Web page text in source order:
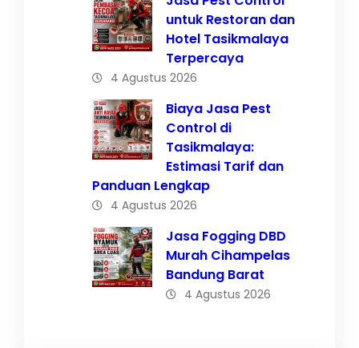
untuk Restoran dan
Hotel Tasikmalaya
Terpercaya
4 Agustus 2026
Biaya Jasa Pest
Control di
Tasikmalaya:
Estimasi Tarif dan
Panduan Lengkap
4 Agustus 2026
Jasa Fogging DBD
Murah Cihampelas
Bandung Barat
4 Agustus 2026